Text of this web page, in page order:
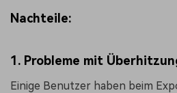
Nachteile:
1. Probleme mit
Einige Benutzer haben beim